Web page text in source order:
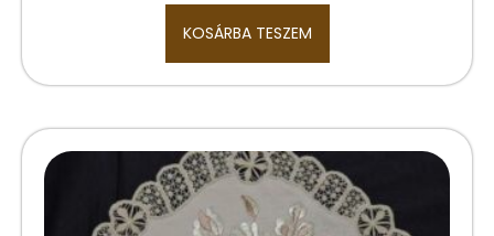
KOSÁRBA TESZEM